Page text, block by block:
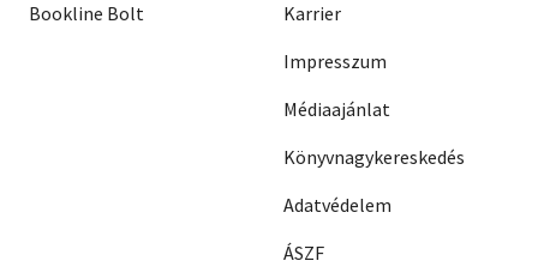
Bookline Bolt
Karrier
Impresszum
Médiaajánlat
Könyvnagykereskedés
Adatvédelem
ÁSZF